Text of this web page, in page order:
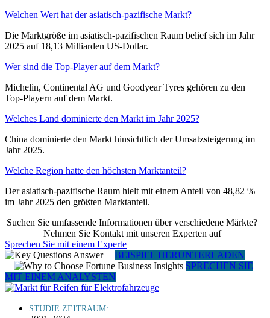
Welchen Wert hat der asiatisch-pazifische Markt?
Die Marktgröße im asiatisch-pazifischen Raum belief sich im Jahr
2025 auf 18,13 Milliarden US-Dollar.
Wer sind die Top-Player auf dem Markt?
Michelin, Continental AG und Goodyear Tyres gehören zu den
Top-Playern auf dem Markt.
Welches Land dominierte den Markt im Jahr 2025?
China dominierte den Markt hinsichtlich der Umsatzsteigerung im
Jahr 2025.
Welche Region hatte den höchsten Marktanteil?
Der asiatisch-pazifische Raum hielt mit einem Anteil von 48,82 %
im Jahr 2025 den größten Marktanteil.
Suchen Sie umfassende Informationen über verschiedene Märkte?
Nehmen Sie Kontakt mit unseren Experten auf
Sprechen Sie mit einem Experte
BEISPIEL HERUNTERLADEN
SPRECHEN SIE
MIT EINEM ANALYSTEN
STUDIE ZEITRAUM: